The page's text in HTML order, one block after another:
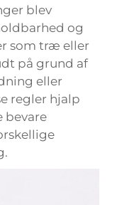
blev
og
som træ eller
på grund af
eller
regler hjalp
bevare